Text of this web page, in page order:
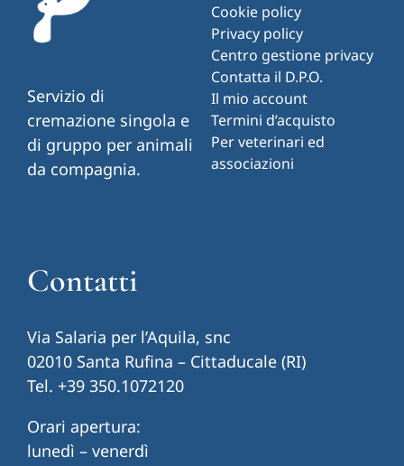
Servizio di
cremazione singola e
di gruppo per animali
da compagnia.
Cookie policy
Privacy policy
Centro gestione privacy
Contatta il D.P.O.
Il mio account
Termini d’acquisto
Per veterinari ed
associazioni
Contatti
Via Salaria per l’Aquila, snc
02010 Santa Rufina – Cittaducale (RI)
Tel. +39 350.1072120
Orari apertura:
lunedì – venerdì